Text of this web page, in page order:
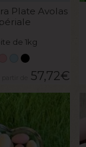
Plate Avolas
de 1kg
57,72€